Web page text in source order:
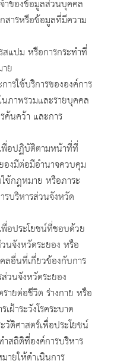
าของข้อมูลส่วนบุคคล
สารหรือข้อมูลที่มีความ
แปม หรือการกระทำที่
ย
ารใช้บริการขององค์การ
ภาพรวมและรายบุคคล
ค้นคว้า และการ
พื่อปฏิบัติตามหน้าที่ที่
องมีต่อมีอำนาจควบคุม
ช้กฎหมาย หรือภาระ
บริหารส่วนจังหวัด
อประโยชน์ที่ชอบด้วย
นจังหวัดระยอง หรือ
อื่นที่เกี่ยวข้องกับการ
วนจังหวัดระยอง
ยต่อชีวิต ร่างกาย หรือ
ฝ้าระวังโรคระบาด
วัติศาสตร์เพื่อประโยชน์
สถิติที่องค์การบริหาร
ายให้ดำเนินการ